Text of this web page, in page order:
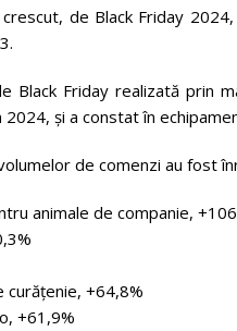
de Black Friday
Black Friday realizată prin
și a constat în
de comenzi au fost
animale de companie,
curățenie, +64,8%
+61,9%